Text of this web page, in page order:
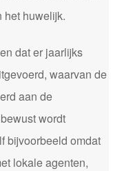
het huwelijk.
dat er jaarlijks
waarvan de
aan de
wordt
bijvoorbeeld omdat
lokale agenten,